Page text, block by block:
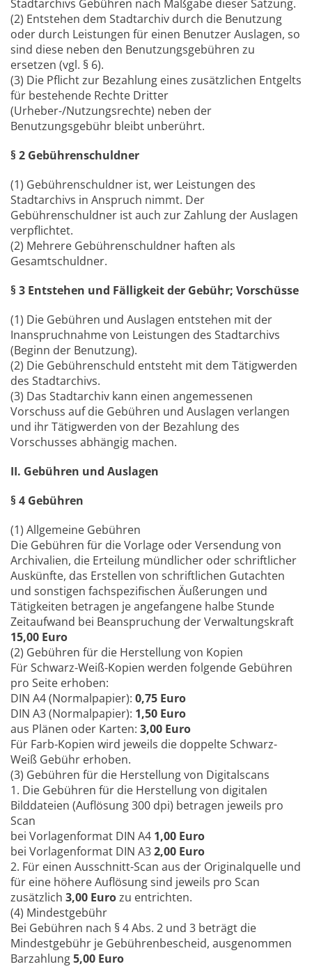
Stadtarchivs Gebühren nach Maßgabe dieser Satzung.
(2) Entstehen dem Stadtarchiv durch die Benutzung
oder durch Leistungen für einen Benutzer Auslagen, so
sind diese neben den Benutzungsgebühren zu
ersetzen (vgl. § 6).
(3) Die Pflicht zur Bezahlung eines zusätzlichen Entgelts
für bestehende Rechte Dritter
(Urheber-/Nutzungsrechte) neben der
Benutzungsgebühr bleibt unberührt.
§ 2 Gebührenschuldner
(1) Gebührenschuldner ist, wer Leistungen des
Stadtarchivs in Anspruch nimmt. Der
Gebührenschuldner ist auch zur Zahlung der Auslagen
verpflichtet.
(2) Mehrere Gebührenschuldner haften als
Gesamtschuldner.
§ 3 Entstehen und Fälligkeitder Gebühr; Vorschüsse
(1) Die Gebühren und Auslagen entstehen mit der
Inanspruchnahme von Leistungen des Stadtarchivs
(Beginn der Benutzung).
(2) Die Gebührenschuld entsteht mit dem Tätigwerden
des Stadtarchivs.
(3) Das Stadtarchiv kann einen angemessenen
Vorschuss auf die Gebühren und Auslagen verlangen
und ihr Tätigwerden von der Bezahlung des
Vorschusses abhängig machen.
II. Gebühren und Auslagen
§ 4 Gebühren
(1) Allgemeine Gebühren
Die Gebühren für die Vorlage oder Versendung von
Archivalien, die Erteilung mündlicher oder schriftlicher
Auskünfte, das Erstellen von schriftlichen Gutachten
und sonstigen fachspezifischen Äußerungen und
Tätigkeiten betragen je angefangene halbe Stunde
Zeitaufwand bei Beanspruchung der Verwaltungskraft
15,00 Euro
(2) Gebühren für die Herstellung von Kopien
Für Schwarz-Weiß-Kopien werden folgende Gebühren
pro Seite erhoben:
DIN A4 (Normalpapier): 0,75 Euro
DIN A3 (Normalpapier): 1,50 Euro
aus Plänen oder Karten: 3,00 Euro
Für Farb-Kopien wird jeweils die doppelte Schwarz-
Weiß Gebühr erhoben.
(3) Gebühren für die Herstellung von Digitalscans
1. Die Gebühren für die Herstellung von digitalen
Bilddateien (Auflösung 300 dpi) betragen jeweils pro
Scan
bei Vorlagenformat DIN A4 1,00 Euro
bei Vorlagenformat DIN A32,00 Euro
2. Für einen Ausschnitt-Scan aus der Originalquelle und
für eine höhere Auflösung sind jeweils pro Scan
zusätzlich 3,00 Eurozu entrichten.
(4) Mindestgebühr
Bei Gebühren nach § 4 Abs. 2 und 3 beträgt die
Mindestgebühr je Gebührenbescheid, ausgenommen
Barzahlung5,00 Euro